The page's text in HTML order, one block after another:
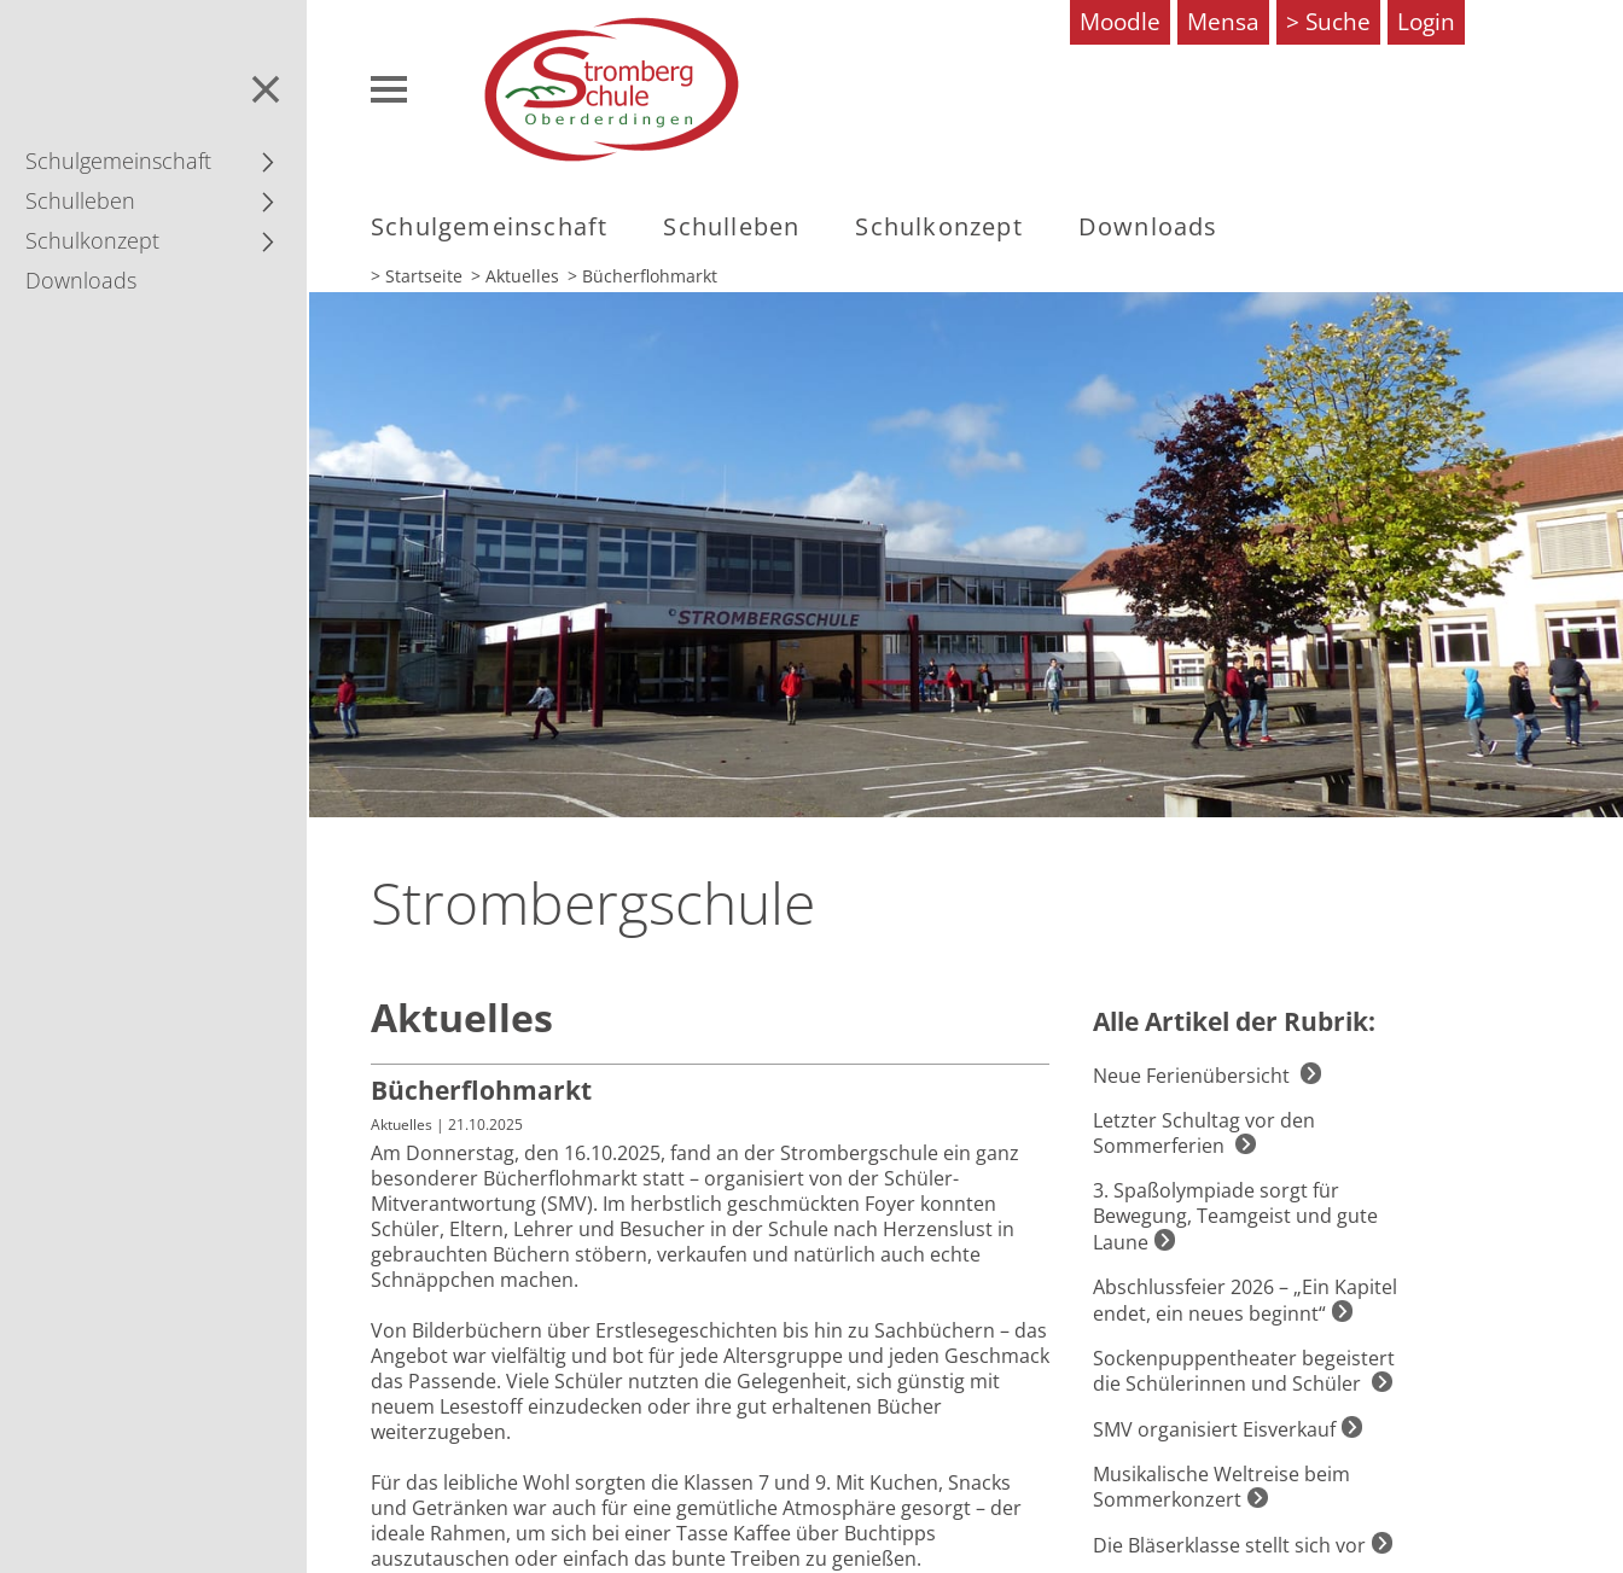
Moodle Mensa Suche Login
Schul­gemein­schaft Schulleben Schulkonzept Downloads
> Startseite > Aktuelles > Bücherflohmarkt
Strombergschule
Aktuelles
Bücherflohmarkt
Aktuelles | 21.10.2025
Am Donnerstag, den 16.10.2025, fand an der Strombergschule ein ganz
besonderer Bücherflohmarkt statt – organisiert von der Schüler-
Mitverantwortung (SMV). Im herbstlich geschmückten Foyer konnten
Schüler, Eltern, Lehrer und Besucher in der Schule nach Herzenslust in
gebrauchten Büchern stöbern, verkaufen und natürlich auch echte
Schnäppchen machen.
Von Bilderbüchern über Erstlesegeschichten bis hin zu Sachbüchern – das
Angebot war vielfältig und bot für jede Altersgruppe und jeden Geschmack
das Passende. Viele Schüler nutzten die Gelegenheit, sich günstig mit
neuem Lesestoff einzudecken oder ihre gut erhaltenen Bücher
weiterzugeben.
Für das leibliche Wohl sorgten die Klassen 7 und 9. Mit Kuchen, Snacks
und Getränken war auch für eine gemütliche Atmosphäre gesorgt – der
ideale Rahmen, um sich bei einer Tasse Kaffee über Buchtipps
auszutauschen oder einfach das bunte Treiben zu genießen.
Alle Artikel der Rubrik:
Neue Ferienübersicht
Letzter Schultag vor den
Sommerferien
3. Spaßolympiade sorgt für
Bewegung, Teamgeist und gute
Laune
Abschlussfeier 2026 – „Ein Kapitel
endet, ein neues beginnt“
Sockenpuppentheater begeistert
die Schülerinnen und Schüler
SMV organisiert Eisverkauf
Musikalische Weltreise beim
Sommerkonzert
Die Bläserklasse stellt sich vor
Schul­gemein­schaft
Schulleben
Schulkonzept
Downloads